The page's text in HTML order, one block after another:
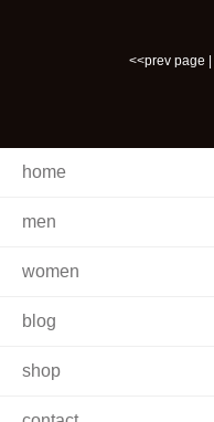
<<prev page
home
men
women
blog
shop